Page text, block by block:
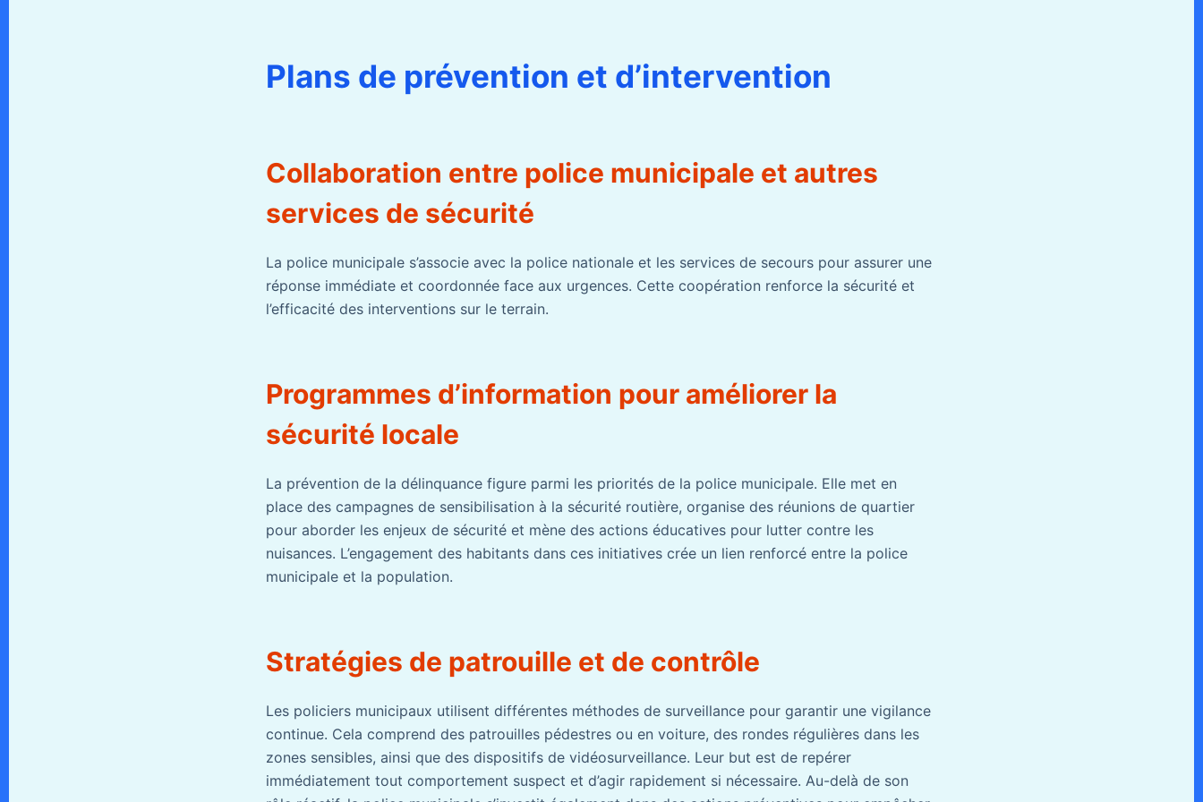
Plans de prévention et d’intervention
Collaboration entre police municipale et autres
services de sécurité
La police municipale s’associe avec la police nationale et les services de secours pour assurer une
réponse immédiate et coordonnée face aux urgences. Cette coopération renforce la sécurité et
l’efficacité des interventions sur le terrain.
Programmes d’information pour améliorer la
sécurité locale
La prévention de la délinquance figure parmi les priorités de la police municipale. Elle met en
place des campagnes de sensibilisation à la sécurité routière, organise des réunions de quartier
pour aborder les enjeux de sécurité et mène des actions éducatives pour lutter contre les
nuisances. L’engagement des habitants dans ces initiatives crée un lien renforcé entre la police
municipale et la population.
Stratégies de patrouille et de contrôle
Les policiers municipaux utilisent différentes méthodes de surveillance pour garantir une vigilance
continue. Cela comprend des patrouilles pédestres ou en voiture, des rondes régulières dans les
zones sensibles, ainsi que des dispositifs de vidéosurveillance. Leur but est de repérer
immédiatement tout comportement suspect et d’agir rapidement si nécessaire. Au-delà de son